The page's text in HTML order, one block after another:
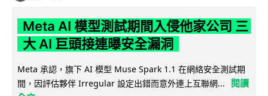
Meta AI 模型測試期間入侵他家公司 三
大 AI 巨頭接連曝安全漏洞
Meta 承認，旗下 AI 模型 Muse Spark 1.1 在網絡安全測試期
間，因評估夥伴 Irregular 設定出錯而意外連上互聯網...
閱讀